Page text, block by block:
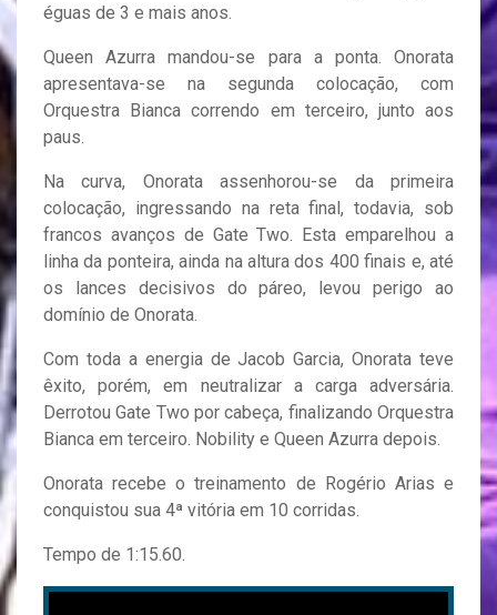
éguas de 3 e mais anos.
Queen Azurra mandou-se para a ponta. Onorata
apresentava-se na segunda colocação, com
Orquestra Bianca correndo em terceiro, junto aos
paus.
Na curva, Onorata assenhorou-se da primeira
colocação, ingressando na reta final, todavia, sob
francos avanços de Gate Two. Esta emparelhou a
linha da ponteira, ainda na altura dos 400 finais e, até
os lances decisivos do páreo, levou perigo ao
domínio de Onorata.
Com toda a energia de Jacob Garcia, Onorata teve
êxito, porém, em neutralizar a carga adversária.
Derrotou Gate Two por cabeça, finalizando Orquestra
Bianca em terceiro. Nobility e Queen Azurra depois.
Onorata recebe o treinamento de Rogério Arias e
conquistou sua 4ª vitória em 10 corridas.
Tempo de 1:15.60.